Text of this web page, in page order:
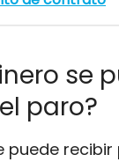
se
paro?
puede